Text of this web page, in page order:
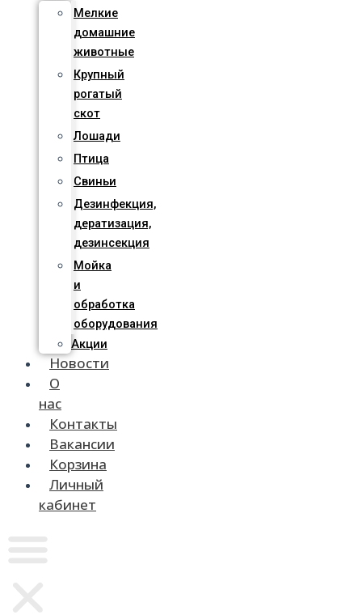
Мелкие
домашние
животные
Крупный
рогатый
скот
Лошади
Птица
Свиньи
Дезинфекция,
дератизация,
дезинсекция
Мойка
и
обработка
оборудования
Акции
Новости
О
нас
Контакты
Вакансии
Корзина
Личный
кабинет